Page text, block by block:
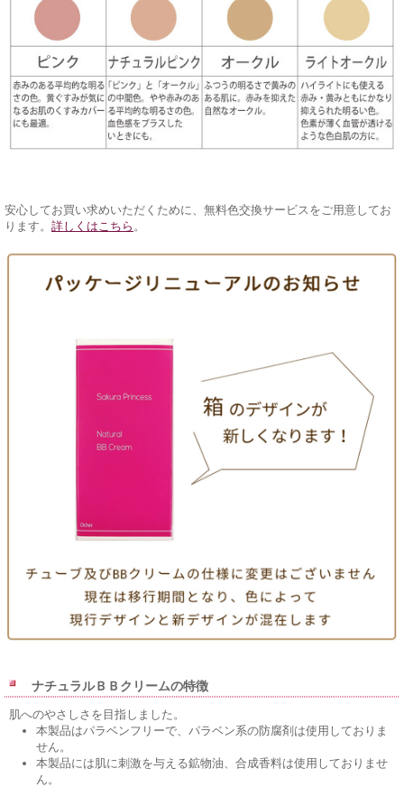
安心してお買い求めいただくために、無料色交換サービスをご用意してお
ります。 詳しくはこちら 。
ナチュラルＢＢクリームの特徴
肌へのやさしさを目指しました。
本製品はパラベンフリーで、パラベン系の防腐剤は使用しておりま
せん。
本製品には肌に刺激を与える鉱物油、合成香料は使用しておりませ
ん。